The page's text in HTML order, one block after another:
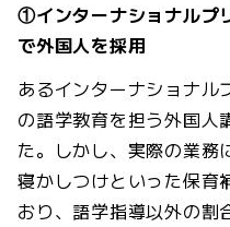
①インターナショナルプ
で外国人を採用
あるインターナショナル
の語学教育を担う外国人
た。しかし、実際の業務
寝かしつけといった保育
おり、語学指導以外の割